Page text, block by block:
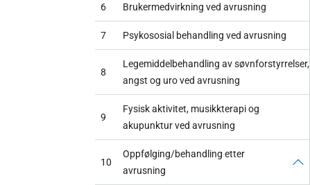
6 Brukermedvirkning ved avrusning
7 Psykososial behandling ved avrusning
8
Legemiddelbehandling av søvnforstyrrelser,
angst og uro ved avrusning
9
Fysisk aktivitet, musikkterapi og
akupunktur ved avrusning
10
Oppfølging/behandling etter
avrusning